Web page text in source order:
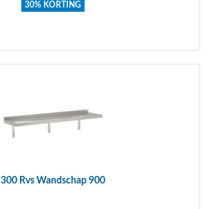
30% KORTING
300 Rvs Wandschap 900